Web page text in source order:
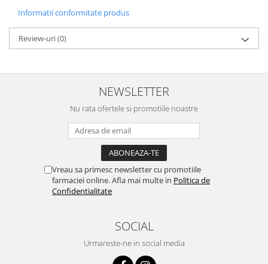
Informatii conformitate produs
Review-uri(0)
NEWSLETTER
Nu rata ofertele si promotiile noastre
Vreau sa primesc newsletter cu promotiile
farmaciei online. Afla mai multe in Politica de
Confidentialitate
SOCIAL
Urmareste-ne in social media